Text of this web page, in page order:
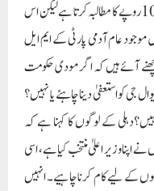
نہیں ہوتے۔ نریندر تومر کا بیٹا کھلے عام 100-100 روپے کا مطالبہ کرتا ہے لیکن اس
موجود عام آدمی پارٹی کے ایم ایل
آئے ہیں کہ اگر مودی حکومت
جی کو استعفیٰ دینا چاہئے یا نہیں؟
کے لوگوں کا کہنا ہے کہ
اپنا وزیر اعلیٰ منتخب کیا ہے، اسی
کے لیے کام کرنا چاہیے۔ انہیں